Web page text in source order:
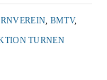
, BMTV,
TURNEN